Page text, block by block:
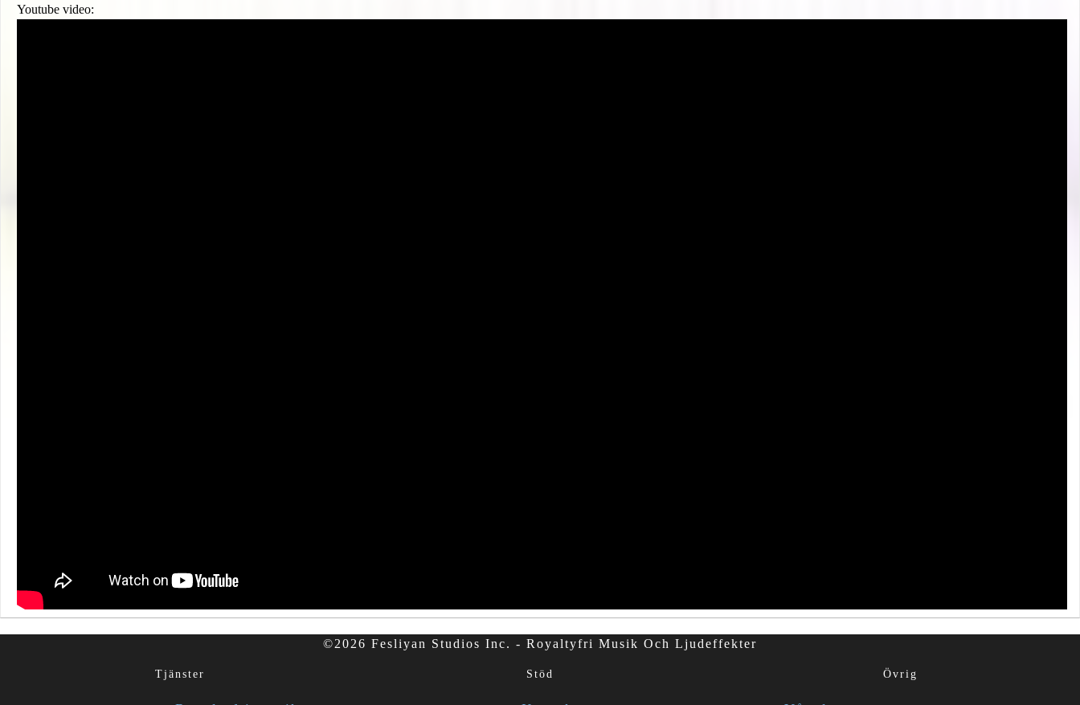
Youtube video:
©2026 Fesliyan Studios Inc. - Royaltyfri Musik Och Ljudeffekter
Tjänster Stöd Övrig